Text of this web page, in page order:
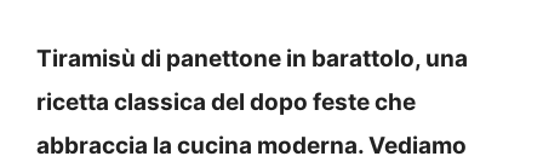
Tiramisù di panettone in barattolo, una
ricetta classica del dopo feste che
abbraccia la cucina moderna. Vediamo